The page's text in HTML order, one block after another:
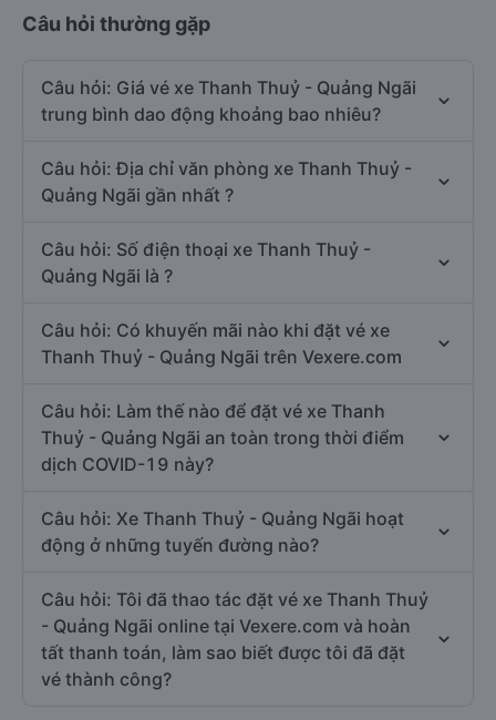
Câu hỏi thường gặp
Câu hỏi: Giá vé xe Thanh Thuỷ - Quảng Ngãi
trung bình dao động khoảng bao nhiêu?
Câu hỏi: Địa chỉ văn phòng xe Thanh Thuỷ -
Quảng Ngãi gần nhất ?
Câu hỏi: Số điện thoại xe Thanh Thuỷ -
Quảng Ngãi là ?
Câu hỏi: Có khuyến mãi nào khi đặt vé xe
Thanh Thuỷ - Quảng Ngãi trên Vexere.com
Câu hỏi: Làm thế nào để đặt vé xe Thanh
Thuỷ - Quảng Ngãi an toàn trong thời điểm
dịch COVID-19 này?
Câu hỏi: Xe Thanh Thuỷ - Quảng Ngãi hoạt
động ở những tuyến đường nào?
Câu hỏi: Tôi đã thao tác đặt vé xe Thanh Thuỷ
- Quảng Ngãi online tại Vexere.com và hoàn
tất thanh toán, làm sao biết được tôi đã đặt
vé thành công?